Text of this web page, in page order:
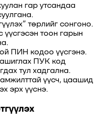
гар утсандаа
төрлийг сонгоно.
тоон гарын
ПИН кодоо үүсгэнэ.
ПУК код
тул хадгална.
үүсч, цаашид
эрх үүснэ.